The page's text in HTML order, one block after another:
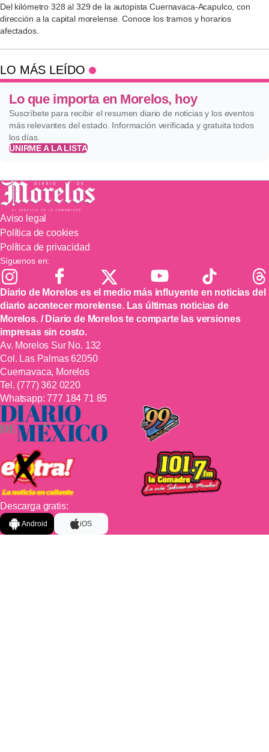
Del kilómetro 328 al 329 de la autopista Cuernavaca-Acapulco, con
dirección a la capital morelense. Conoce los tramos y horarios
afectados.
LO MÁS LEÍDO
Lo que importa en Morelos, hoy
Suscríbete para recibir el resumen diario de noticias y los eventos
más relevantes del estado. Información verificada y gratuita todos
los días.
UNIRME A LA LISTA
Aviso legal
Política de cookies
Política de privacidad
Síguenos en:
Diario de Morelos es el medio más influyente en noticias del
diario acontecer morelense. Las últimas noticias de
Morelos. / Diario de Morelos te comparte las versiones
impresas sin costo.
Av. Morelos Sur No. 132
Col. Las Palmas 62050
Cuernavaca, Morelos
Tel. (777) 362 0220
Whatsapp:777 184 71 85
Descarga gratis:
Android iOS